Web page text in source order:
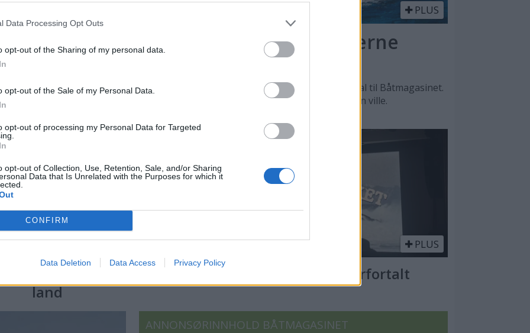
Data Processing Opt Outs
opt-out of the Sharing of my personal data.
opt-out of the Sale of my Personal Data.
opt-out of processing my Personal Data for Targeted
opt-out of Collection, Use, Retention, Sale, and/or Sharing
Data that Is Unrelated with the Purposes for which it
CONFIRM
Data Deletion Data Access Privacy Policy
på Båter i
nyheter i år. Blant
Fenix 66BR og
PLUS
Lars O. Nordal - en moderne
– Båter og Risør hører sammen, sier Lars O. Nordal til Båtmagasinet.
Faren rådet ham til å ta NTH, men det var male han ville.
PLUS
Kaptein sovnet, ferge på
land
PLUS
- Kysten er underfortalt
ANNONSØRINNHOLD BÅTMAGASINET